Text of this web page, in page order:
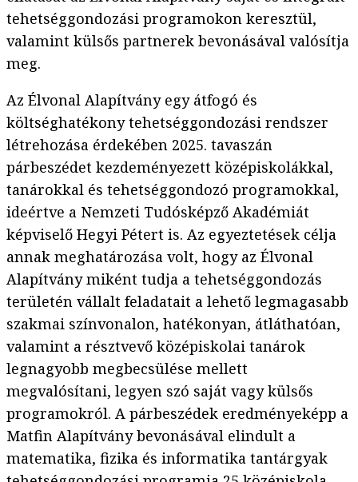
tehetséggondozási programokon keresztül,
valamint külsős partnerek bevonásával valósítja
meg.
Az Élvonal Alapítvány egy átfogó és
költséghatékony tehetséggondozási rendszer
létrehozása érdekében 2025. tavaszán
párbeszédet kezdeményezett középiskolákkal,
tanárokkal és tehetséggondozó programokkal,
ideértve a Nemzeti Tudósképző Akadémiát
képviselő Hegyi Pétert is. Az egyeztetések célja
annak meghatározása volt, hogy az Élvonal
Alapítvány miként tudja a tehetséggondozás
területén vállalt feladatait a lehető legmagasabb
szakmai színvonalon, hatékonyan, átláthatóan,
valamint a résztvevő középiskolai tanárok
legnagyobb megbecsülése mellett
megvalósítani, legyen szó saját vagy külsős
programokról. A párbeszédek eredményeképp a
Matfin Alapítvány bevonásával elindult a
matematika, fizika és informatika tantárgyak